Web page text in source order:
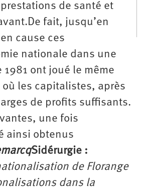
de santé et
fait, jusqu’en
cause ces
nationale dans une
ont joué le même
les capitalistes, après
de profits suffisants.
une fois
ainsi obtenus
Sidérurgie :
de Florange
dans la